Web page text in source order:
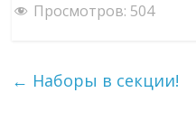
Просмотров: 504
← Наборы в секции!